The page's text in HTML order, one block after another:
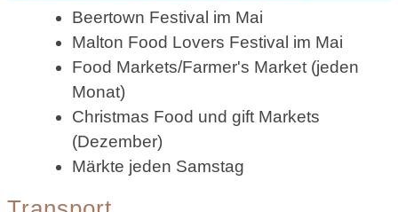
Beertown Festival im Mai
Malton Food Lovers Festival im Mai
Food Markets/Farmer's Market (jeden
Monat)
Christmas Food und gift Markets
(Dezember)
Märkte jeden Samstag